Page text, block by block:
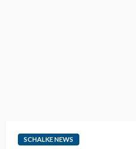
SCHALKE NEWS